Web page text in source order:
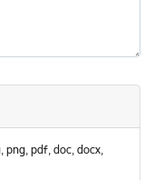
pdf, doc, docx,